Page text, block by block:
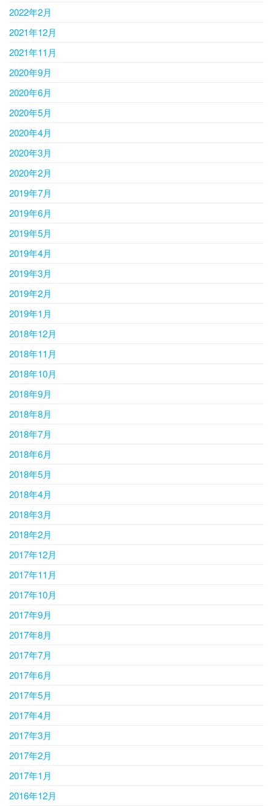
2022年2月
2021年12月
2021年11月
2020年9月
2020年6月
2020年5月
2020年4月
2020年3月
2020年2月
2019年7月
2019年6月
2019年5月
2019年4月
2019年3月
2019年2月
2019年1月
2018年12月
2018年11月
2018年10月
2018年9月
2018年8月
2018年7月
2018年6月
2018年5月
2018年4月
2018年3月
2018年2月
2017年12月
2017年11月
2017年10月
2017年9月
2017年8月
2017年7月
2017年6月
2017年5月
2017年4月
2017年3月
2017年2月
2017年1月
2016年12月